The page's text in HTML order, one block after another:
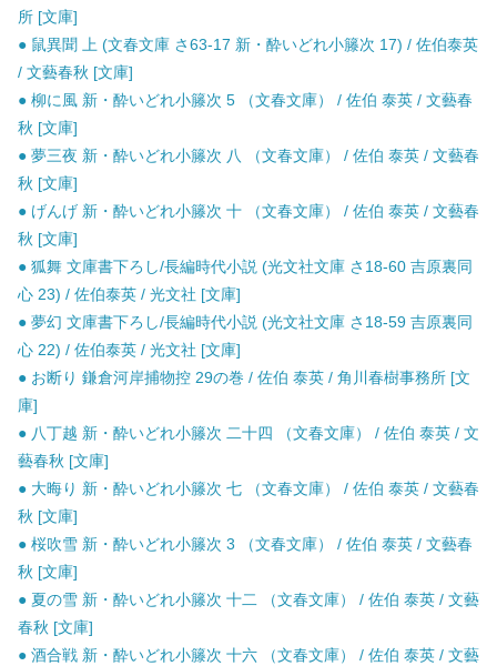
所 [文庫]
● 鼠異聞 上 (文春文庫 さ63-17 新・酔いどれ小籐次 17) / 佐伯泰英
/ 文藝春秋 [文庫]
● 柳に風 新・酔いどれ小籐次 5 （文春文庫） / 佐伯 泰英 / 文藝春
秋 [文庫]
● 夢三夜 新・酔いどれ小籐次 八 （文春文庫） / 佐伯 泰英 / 文藝春
秋 [文庫]
● げんげ 新・酔いどれ小籐次 十 （文春文庫） / 佐伯 泰英 / 文藝春
秋 [文庫]
● 狐舞 文庫書下ろし/長編時代小説 (光文社文庫 さ18-60 吉原裏同
心 23) / 佐伯泰英 / 光文社 [文庫]
● 夢幻 文庫書下ろし/長編時代小説 (光文社文庫 さ18-59 吉原裏同
心 22) / 佐伯泰英 / 光文社 [文庫]
● お断り 鎌倉河岸捕物控 29の巻 / 佐伯 泰英 / 角川春樹事務所 [文
庫]
● 八丁越 新・酔いどれ小籐次 二十四 （文春文庫） / 佐伯 泰英 / 文
藝春秋 [文庫]
● 大晦り 新・酔いどれ小籐次 七 （文春文庫） / 佐伯 泰英 / 文藝春
秋 [文庫]
● 桜吹雪 新・酔いどれ小籐次 3 （文春文庫） / 佐伯 泰英 / 文藝春
秋 [文庫]
● 夏の雪 新・酔いどれ小籐次 十二 （文春文庫） / 佐伯 泰英 / 文藝
春秋 [文庫]
● 酒合戦 新・酔いどれ小籐次 十六 （文春文庫） / 佐伯 泰英 / 文藝